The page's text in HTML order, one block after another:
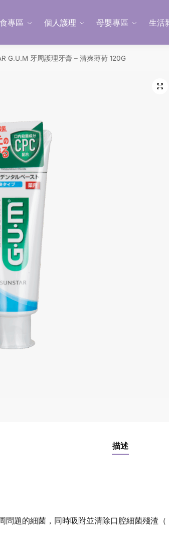
專區 個人護理 母嬰專區 生活
G.U.M 牙周護理牙膏 – 清爽薄荷 120G
描述
題的細菌，同時吸附並清除口腔細菌殘渣（